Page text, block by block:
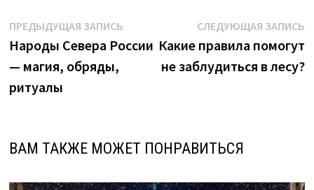
Навигация
по
записям
ПРЕДЫДУЩАЯ ЗАПИСЬПредыдущая
запись:
Народы Севера России
— магия, обряды,
ритуалы
СЛЕДУЮЩАЯ ЗАПИСЬ
Какие правила помогут
не заблудиться в лесу?
ВАМ ТАКЖЕ МОЖЕТ ПОНРАВИТЬСЯ